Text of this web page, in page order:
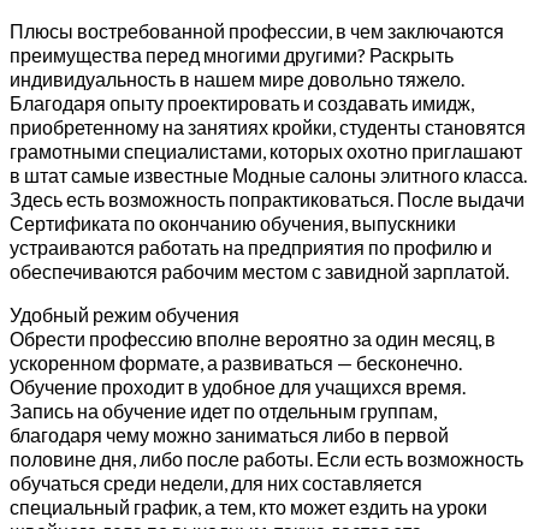
Плюсы востребованной профессии, в чем заключаются
преимущества перед многими другими? Раскрыть
индивидуальность в нашем мире довольно тяжело.
Благодаря опыту проектировать и создавать имидж,
приобретенному на занятиях кройки, студенты становятся
грамотными специалистами, которых охотно приглашают
в штат самые известные Модные салоны элитного класса.
Здесь есть возможность попрактиковаться. После выдачи
Сертификата по окончанию обучения, выпускники
устраиваются работать на предприятия по профилю и
обеспечиваются рабочим местом с завидной зарплатой.
Удобный режим обучения
Обрести профессию вполне вероятно за один месяц, в
ускоренном формате, а развиваться — бесконечно.
Обучение проходит в удобное для учащихся время.
Запись на обучение идет по отдельным группам,
благодаря чему можно заниматься либо в первой
половине дня, либо после работы. Если есть возможность
обучаться среди недели, для них составляется
специальный график, а тем, кто может ездить на уроки